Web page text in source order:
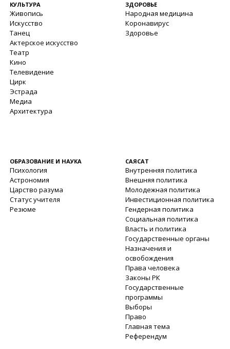
КУЛЬТУРА
Живопись
Искусство
Танец
Актерское искусство
Театр
Кино
Телевидение
Цирк
Эстрада
Медиа
Архитектура
ЗДОРОВЬЕ
Народная медицина
Коронавирус
Здоровье
ОБРАЗОВАНИЕ И НАУКА
Психология
Астрономия
Царство разума
Статус учителя
Резюме
САЯСАТ
Внутренняя политика
Внешняя политика
Молодежная политика
Инвестиционная политика
Гендерная политика
Социальная политика
Власть и политика
Государственные органы
Назначения и
освобождения
Права человека
Законы РК
Государственные
программы
Выборы
Право
Главная тема
Референдум